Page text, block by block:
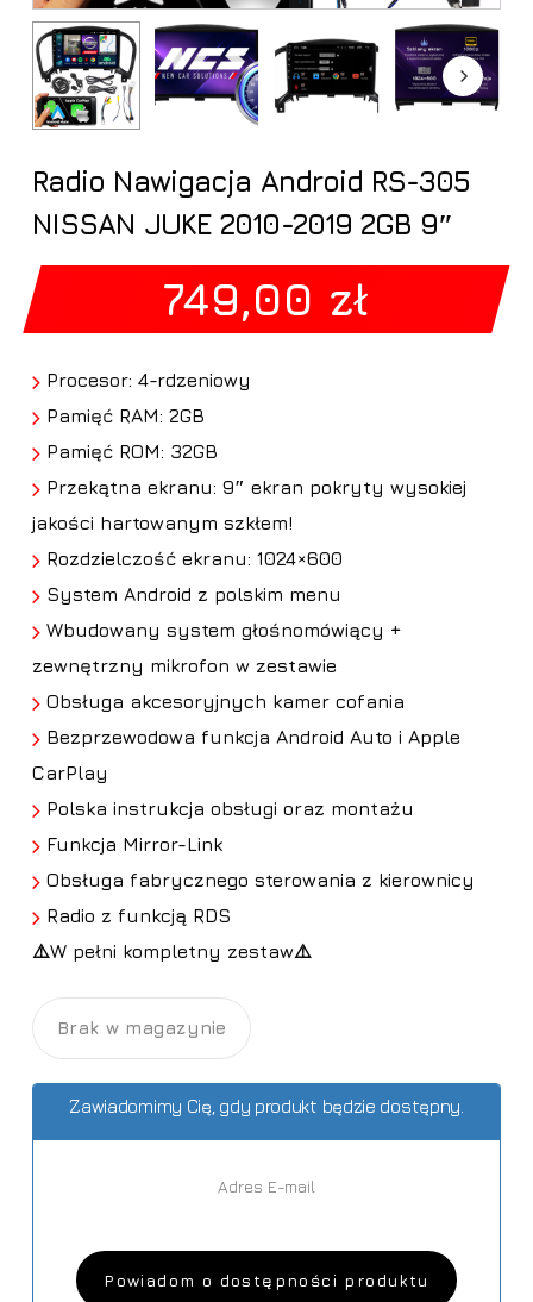
Radio Nawigacja Android RS-305
NISSAN JUKE 2010-2019 2GB 9″
749,00 zł
Procesor: 4-rdzeniowy
Pamięć RAM: 2GB
Pamięć ROM: 32GB
Przekątna ekranu: 9″ ekran pokryty wysokiej
jakości hartowanym szkłem!
Rozdzielczość ekranu: 1024×600
System Android z polskim menu
Wbudowany system głośnomówiący +
zewnętrzny mikrofon w zestawie
Obsługa akcesoryjnych kamer cofania
Bezprzewodowa funkcja Android Auto i Apple
CarPlay
Polska instrukcja obsługi oraz montażu
Funkcja Mirror-Link
Obsługa fabrycznego sterowania z kierownicy
Radio z funkcją RDS
⚠️W pełni kompletny zestaw⚠️
Brak w magazynie
Zawiadomimy Cię, gdy produkt będzie dostępny.